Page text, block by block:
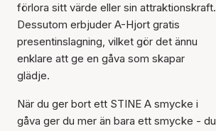
förlora sitt värde eller sin attraktionskraft.
Dessutom erbjuder A-Hjort gratis
presentinslagning, vilket gör det ännu
enklare att ge en gåva som skapar
glädje.
När du ger bort ett STINE A smycke i
gåva ger du mer än bara ett smycke - du